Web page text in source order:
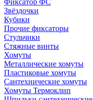
Фиксатор ФС
Звёздочки
Кубики
Прочие фиксаторы
Стульчики
Стяжные винты
Хомуты
Металлические хомуты
Пластиковые хомуты
Сантехнические хомуты
Хомуты Термоклип